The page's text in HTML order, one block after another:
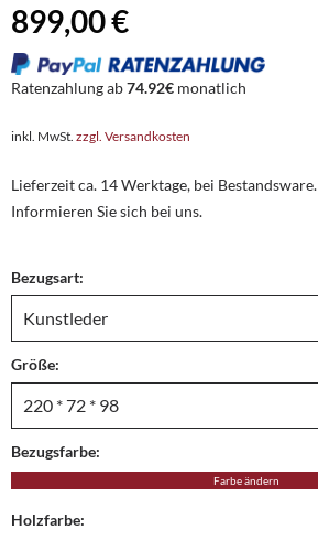
899,00 €
Ratenzahlung ab74.92€ monatlich
inkl. MwSt. zzgl. Versandkosten
Lieferzeit ca. 14 Werktage, bei Bestandsware.
Informieren Sie sich bei uns.
Bezugsart:
Größe:
Bezugsfarbe:
Farbe ändern
Holzfarbe: